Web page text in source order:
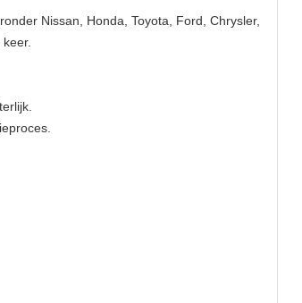
Nissan, Honda, Toyota, Ford, Chrysler,